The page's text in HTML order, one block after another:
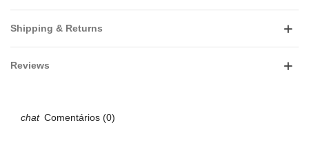
Shipping & Returns
Reviews
Comentários (0)